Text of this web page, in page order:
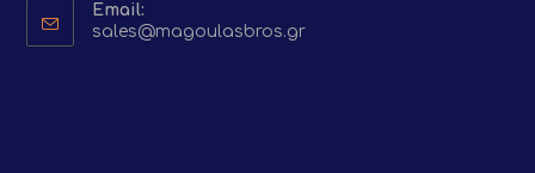
Email:
sales@magoulasbros.grOpens